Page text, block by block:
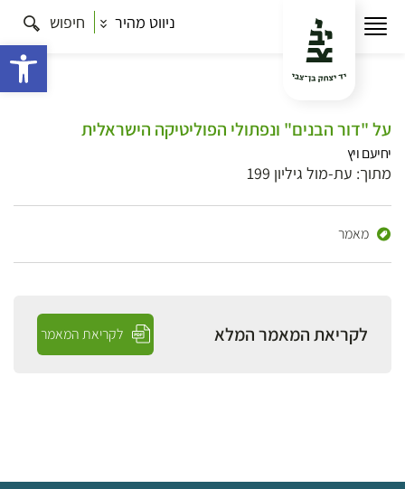
ניווט מהיר חיפוש
על "דור הבנים" ונפתולי הפוליטיקה הישראלית
יחיעם ויץ
מתוך: עת-מול גיליון 199
מאמר
לקריאת המאמר המלא לקריאת המאמר